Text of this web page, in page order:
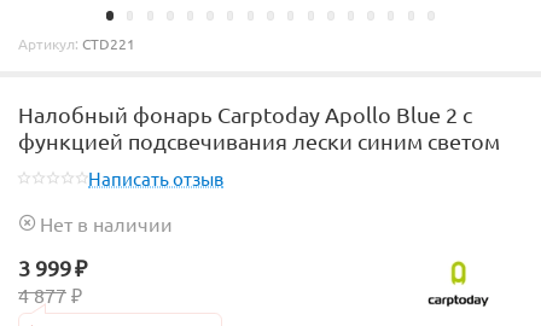
Артикул: CTD221
Налобный фонарь Carptoday Apollo Blue 2 с
функцией подсвечивания лески синим светом
Написать отзыв
Нет в наличии
3 999₽
4 877 ₽